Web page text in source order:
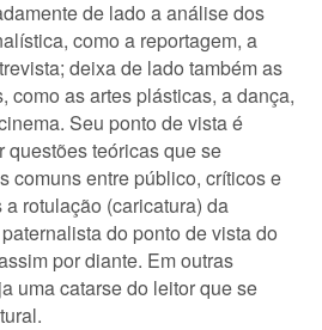
de lado a análise dos
como a reportagem, a
deixa de lado também as
como as artes plásticas, a dança,
Seu ponto de vista é
questões teóricas que se
comuns entre público, críticos e
rotulação (caricatura) da
do ponto de vista do
por diante. Em outras
uma catarse do leitor que se